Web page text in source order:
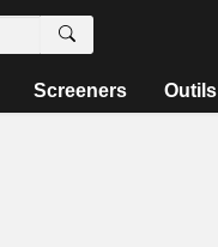
Screeners Outils